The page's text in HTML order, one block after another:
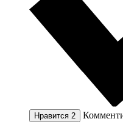
Нравится 2